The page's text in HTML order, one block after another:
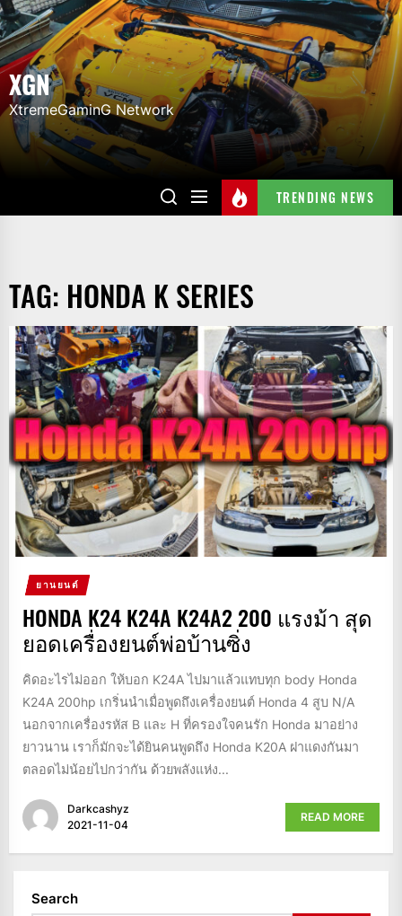
Skip
to
the
content
XGN
XtremeGaminG Network
TRENDING NEWS
TAG: HONDA K SERIES
ยานยนต์
HONDA K24 K24A K24A2 200 แรงม้า สุด
ยอดเครื่องยนต์พ่อบ้านซิ่ง
คิดอะไรไม่ออก ให้บอก K24A ไปมาแล้วแทบทุก body Honda
K24A 200hp เกริ่นนำเมื่อพูดถึงเครื่องยนต์ Honda 4 สูบ N/A
นอกจากเครื่องรหัส B และ H ที่ครองใจคนรัก Honda มาอย่าง
ยาวนาน เราก็มักจะได้ยินคนพูดถึง Honda K20A ฝาแดงกันมา
ตลอดไม่น้อยไปกว่ากัน ด้วยพลังแห่ง...
Darkcashyz
2021-11-04
READ MORE
Search